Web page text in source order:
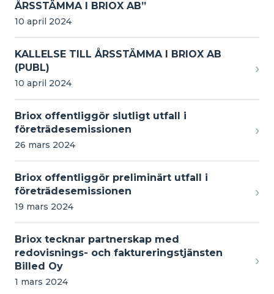
ÅRSSTÄMMA I BRIOX AB”
10 april 2024
KALLELSE TILL ÅRSSTÄMMA I BRIOX AB
(PUBL)
10 april 2024
›
Briox offentliggör slutligt utfall i
företrädesemissionen
26 mars 2024
›
Briox offentliggör preliminärt utfall i
företrädesemissionen
19 mars 2024
›
Briox tecknar partnerskap med
redovisnings- och faktureringstjänsten
Billed Oy
1 mars 2024
›